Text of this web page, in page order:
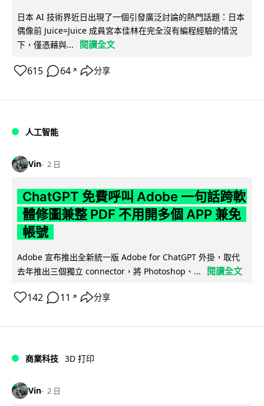
日本 AI 技術界近日出現了一個引發廣泛討論的熱門話題：日本
偶像前 Juice=Juice 成員宮本佳林在完全沒有編程經驗的情況
下，僅憑藉與...
閱讀全文
615 64 ↗ 分享
人工智能
Vin 2 日
ChatGPT 免費呼叫 Adobe 一句話跨軟
體修圖兼整 PDF 不用開多個 APP 兼免
帳號
Adobe 宣布推出全新統一版 Adobe for ChatGPT 外掛，取代
去年推出三個獨立 connector，將 Photoshop、...
閱讀全文
142 11 ↗ 分享
商業科技 3D 打印
Vin 2 日